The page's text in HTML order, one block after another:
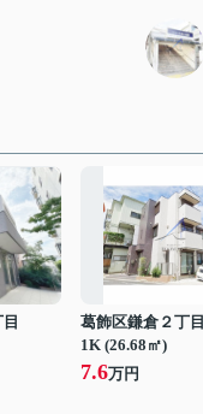
葛飾区鎌倉２丁目
1K (26.68㎡)
7.6万円